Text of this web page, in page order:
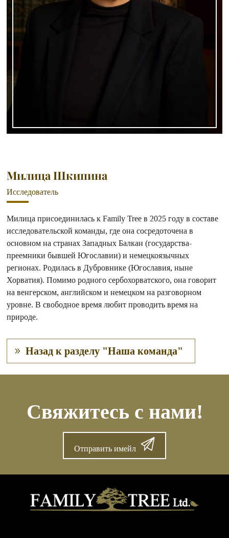
Милица Шкипина
Исследователь
Милица присоединилась к Family Tree в 2025 году в составе
исследовательской команды, где она сосредоточена в
основном на странах Западных Балкан (государства-
преемники бывшей Югославии) и немецкоязычных
регионах. Родилась в Дубровнике (Югославия, ныне
Хорватия). Помимо родного сербохорватского, она говорит
на венгерском, английском и немецком на разговорном
уровне. В свободное время любит проводить время на
природе.
Назад к разделу "Наша команда"
Свяжитесь с нами!
Отправить имейл